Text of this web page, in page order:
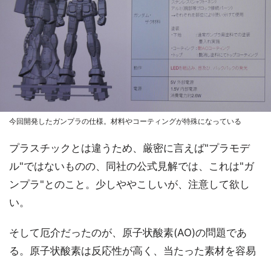
今回開発したガンプラの仕様。材料やコーティングが特殊になっている
プラスチックとは違うため、厳密に言えば"プラモデ
ル"ではないものの、同社の公式見解では、これは"ガ
ンプラ"とのこと。少しややこしいが、注意して欲し
い。
そして厄介だったのが、原子状酸素(AO)の問題であ
る。原子状酸素は反応性が高く、当たった素材を容易